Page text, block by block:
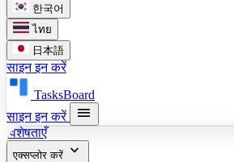
한국어
ไทย
日本語
साइन इन करें
TasksBoard
साइन इन करें
menu
विशेषताएँ
एक्सप्लोर करें expand_more